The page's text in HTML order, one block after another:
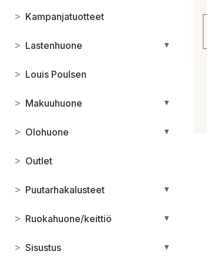
> Kampanjatuotteet
> Lastenhuone ▼
> Louis Poulsen
> Makuuhuone ▼
> Olohuone ▼
> Outlet
> Puutarhakalusteet ▼
> Ruokahuone/keittiö ▼
> Sisustus ▼